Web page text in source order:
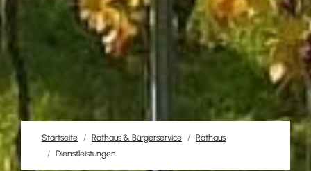
Startseite Rathaus & Bürgerservice
Rathaus
Dienstleistungen